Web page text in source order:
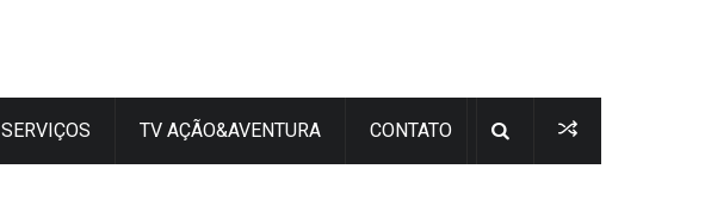
SERVIÇOS TV AÇÃO&AVENTURA CONTATO